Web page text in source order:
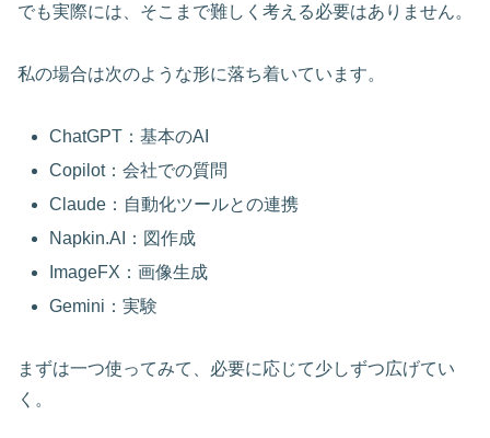
でも実際には、そこまで難しく考える必要はありません。
私の場合は次のような形に落ち着いています。
ChatGPT：基本のAI
Copilot：会社での質問
Claude：自動化ツールとの連携
Napkin.AI：図作成
ImageFX：画像生成
Gemini：実験
まずは一つ使ってみて、必要に応じて少しずつ広げてい
く。